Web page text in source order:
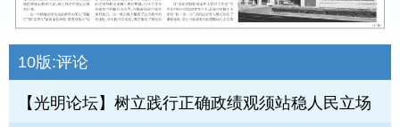
10版:评论
【光明论坛】树立践行正确政绩观须站稳人民立场